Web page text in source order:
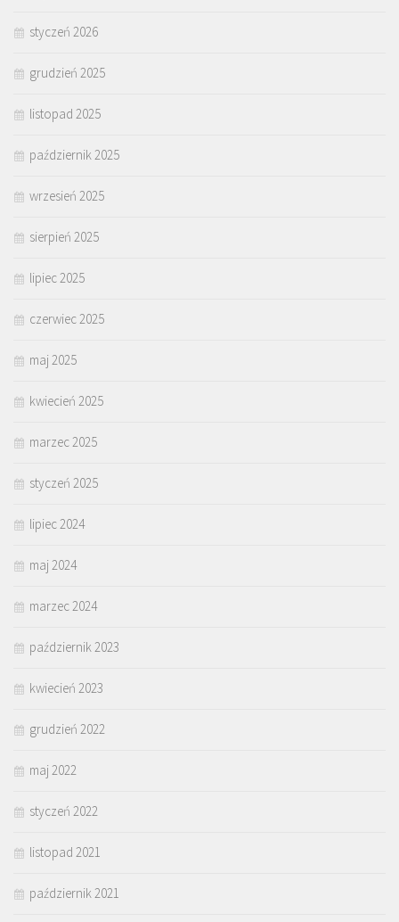
styczeń 2026
grudzień 2025
listopad 2025
październik 2025
wrzesień 2025
sierpień 2025
lipiec 2025
czerwiec 2025
maj 2025
kwiecień 2025
marzec 2025
styczeń 2025
lipiec 2024
maj 2024
marzec 2024
październik 2023
kwiecień 2023
grudzień 2022
maj 2022
styczeń 2022
listopad 2021
październik 2021